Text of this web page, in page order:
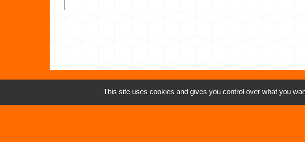
Contacts Liens
This site uses cookies and gives you control over what you